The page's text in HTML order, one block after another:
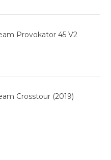
Provokator 45 V2
Crosstour (2019)